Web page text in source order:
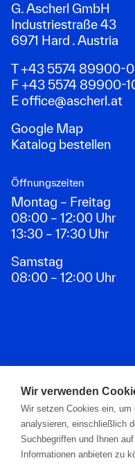
G. Ascherl GmbH
Industriestraße 43
6971 Hard . Austria
T +43 5574 89900-0
F +43 5574 89900-
Eoffice@ascherl.at
Google Map
Katalog bestellen
Öffnungszeiten
Montag – Freitag
08:00 – 12:00 Uhr
13:30 – 17:30 Uhr
Samstag
08:00 – 12:00 Uhr
Zahlungsarten
Wir verwenden
Wir setzen Cookies ein, um
analysieren, einschließlich
Suchbegriffen und Ihnen
Informationen anbieten zu